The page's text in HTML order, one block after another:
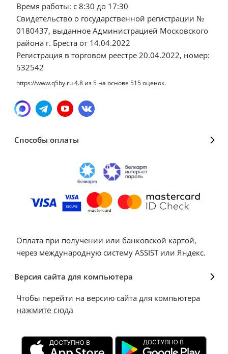
Время работы: с 8:30 до 17:30
Свидетельство о государственной регистрации №
0180437, выданное Администрацией Московского
района г. Бреста от 14.04.2022
Регистрация в торговом реестре 20.04.2022, номер:
532542
https://www.q5by.ru4.8 из5 на основе 515оценок.
Способы оплаты
Оплата при получении или банковской картой,
через международную систему ASSIST или Яндекс.
Версия сайта для компьютера
Чтобы перейти на версию сайта для компьютера
нажмите сюда